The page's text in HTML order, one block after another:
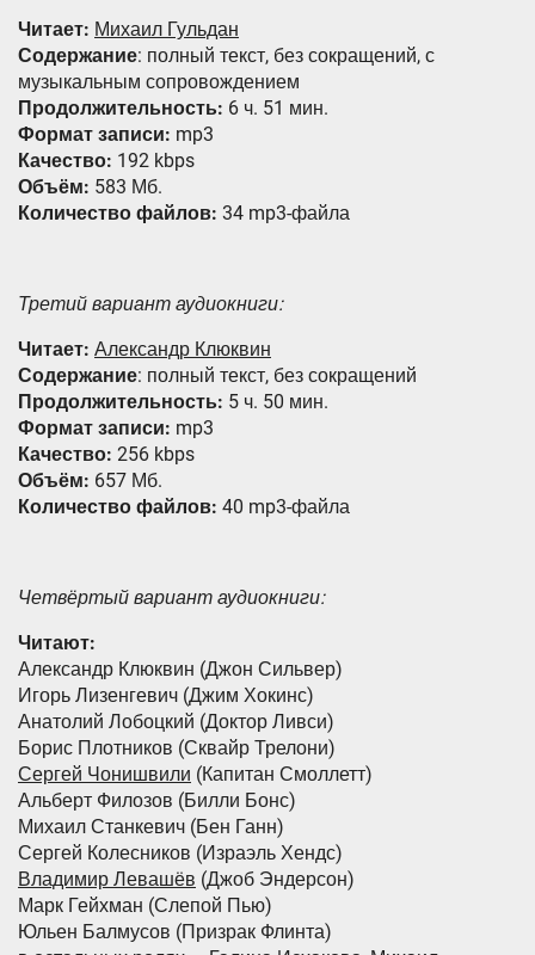
Читает: Михаил Гульдан
Содержание: полный текст, без сокращений, с
музыкальным сопровождением
Продолжительность: 6 ч. 51 мин.
Формат записи: mp3
Качество: 192 kbps
Объём: 583 Мб.
Количество файлов: 34 mp3-файла
Третий вариант аудиокниги:
Читает: Александр Клюквин
Содержание: полный текст, без сокращений
Продолжительность: 5 ч. 50 мин.
Формат записи: mp3
Качество: 256 kbps
Объём: 657 Мб.
Количество файлов: 40 mp3-файла
Четвёртый вариант аудиокниги:
Читают:
Александр Клюквин (Джон Сильвер)
Игорь Лизенгевич (Джим Хокинс)
Анатолий Лобоцкий (Доктор Ливси)
Борис Плотников (Сквайр Трелони)
Сергей Чонишвили (Капитан Смоллетт)
Альберт Филозов (Билли Бонс)
Михаил Станкевич (Бен Ганн)
Сергей Колесников (Израэль Хендс)
Владимир Левашёв (Джоб Эндерсон)
Марк Гейхман (Слепой Пью)
Юльен Балмусов (Призрак Флинта)